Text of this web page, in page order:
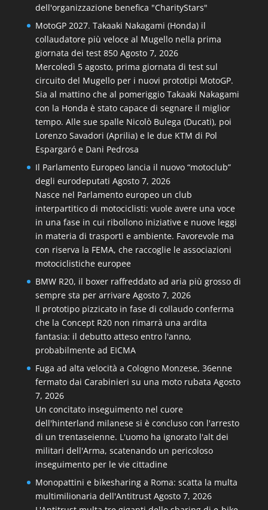
dell'organizzazione benefica "CharityStars"
MotoGP 2027. Takaaki Nakagami (Honda) il
collaudatore più veloce al Mugello nella prima
giornata dei test 850 Agosto 7, 2026
Mercoledì 5 agosto, prima giornata di test sul
circuito del Mugello per i nuovi prototipi MotoGP.
Sia al mattino che al pomeriggio Takaaki Nakagami
con la Honda è stato capace di segnare il miglior
tempo. Alle sue spalle Nicolò Bulega (Ducati), poi
Lorenzo Savadori (Aprilia) e le due KTM di Pol
Espargaró e Dani Pedrosa
Il Parlamento Europeo lancia il nuovo “motoclub”
degli eurodeputati Agosto 7, 2026
Nasce nel Parlamento europeo un club
interpartitico di motociclisti: vuole avere una voce
in una fase in cui ribollono iniziative e nuove leggi
in materia di trasporti e ambiente. Favorevole ma
con riserva la FEMA, che raccoglie le associazioni
motociclistiche europee
BMW R20, il boxer raffreddato ad aria più grosso di
sempre sta per arrivare Agosto 7, 2026
Il prototipo pizzicato in fase di collaudo conferma
che la Concept R20 non rimarrà una ardita
fantasia: il debutto atteso entro l'anno,
probabilmente ad EICMA
Fuga ad alta velocità a Cologno Monzese, 36enne
fermato dai Carabinieri su una moto rubata Agosto
7, 2026
Un concitato inseguimento nel cuore
dell'hinterland milanese si è concluso con l'arresto
di un trentaseienne. L'uomo ha ignorato l'alt dei
militari dell'Arma, scatenando un pericoloso
inseguimento per le vie cittadine
Monopattini e bikesharing a Roma: scatta la multa
multimilionaria dell'Antitrust Agosto 7, 2026